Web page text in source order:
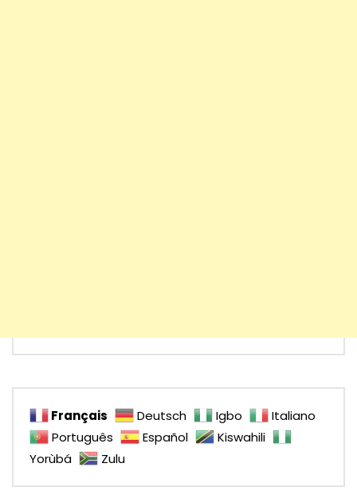
Français Deutsch Igbo
Italiano
Português
Español
Kiswahili
Yorùbá
Zulu